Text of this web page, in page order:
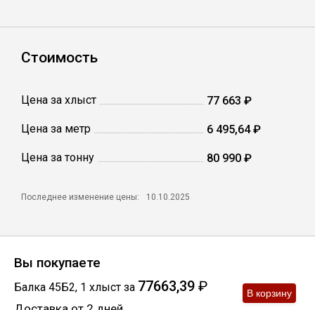
Стоимость
Цена за хлыст 77 663 ₽
Цена за метр 6 495,64 ₽
Цена за тонну 80 990 ₽
Последнее изменение цены: 10.10.2025
Вы покупаете
Балка 45Б2, 1 хлыст за 77663,39 ₽